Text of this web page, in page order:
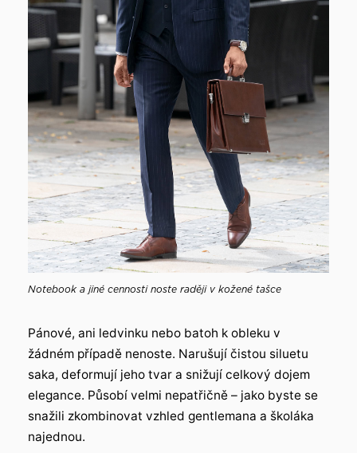
Notebook a jiné cennosti noste raději v kožené tašce
Pánové, ani ledvinku nebo batoh k obleku v
žádném případě nenoste. Narušují čistou siluetu
saka, deformují jeho tvar a snižují celkový dojem
elegance. Působí velmi nepatřičně – jako byste se
snažili zkombinovat vzhled gentlemana a školáka
najednou.